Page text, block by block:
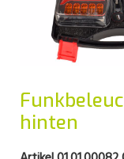
hinten